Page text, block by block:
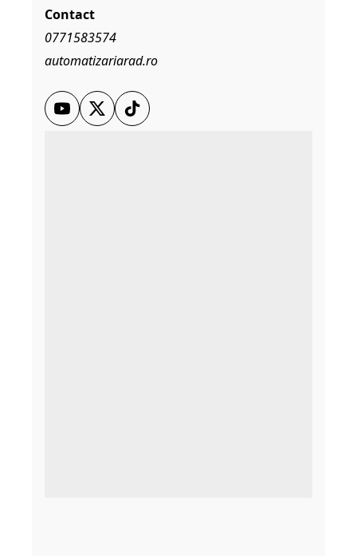
Contact
0771583574
automatizariarad.ro